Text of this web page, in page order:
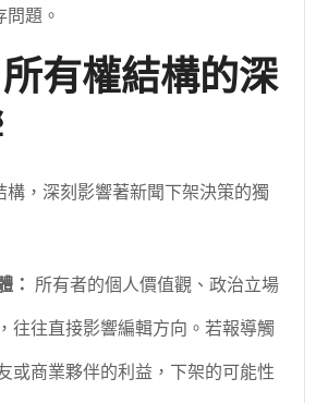
題。
所有權結構的深
構，深刻影響著新聞下架決策的獨
： 所有者的個人價值觀、政治立場
往往直接影響編輯方向。若報導觸
或商業夥伴的利益，下架的可能性